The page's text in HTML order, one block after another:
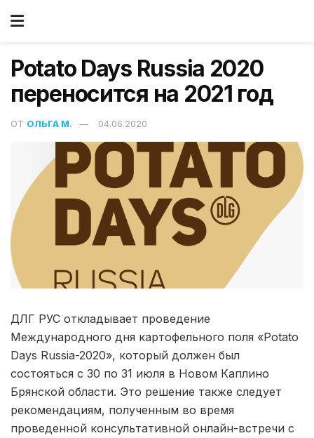
Potato Days Russia 2020
переносится на 2021 год
ОТ ОЛЬГА М. 04.06.2020
ДЛГ РУС откладывает проведение
Международного дня картофельного поля «Potato
Days Russia-2020», который должен был
состояться с 30 по 31 июля в Новом Каплино
Брянской области. Это решение также следует
рекомендациям, полученным во время
проведенной консультативной онлайн-встречи с